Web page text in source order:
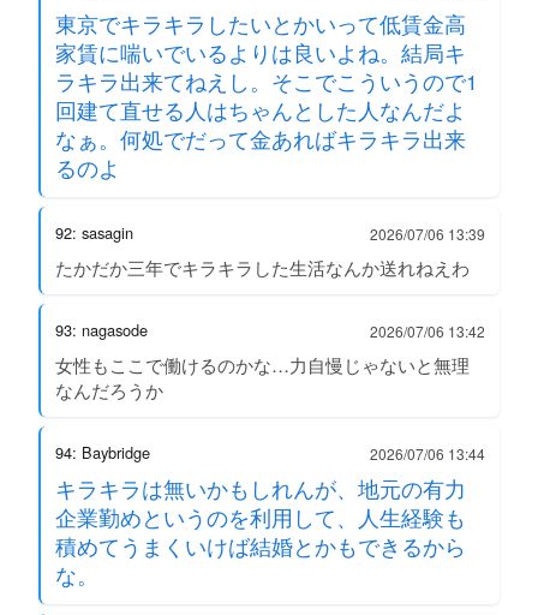
東京でキラキラしたいとかいって低賃金高
家賃に喘いでいるよりは良いよね。結局キ
ラキラ出来てねえし。そこでこういうので1
回建て直せる人はちゃんとした人なんだよ
なぁ。何処でだって金あればキラキラ出来
るのよ
92: sasagin 2026/07/06 13:39
たかだか三年でキラキラした生活なんか送れねえわ
93: nagasode 2026/07/06 13:42
女性もここで働けるのかな…力自慢じゃないと無理
なんだろうか
94: Baybridge 2026/07/06 13:44
キラキラは無いかもしれんが、地元の有力
企業勤めというのを利用して、人生経験も
積めてうまくいけば結婚とかもできるから
な。